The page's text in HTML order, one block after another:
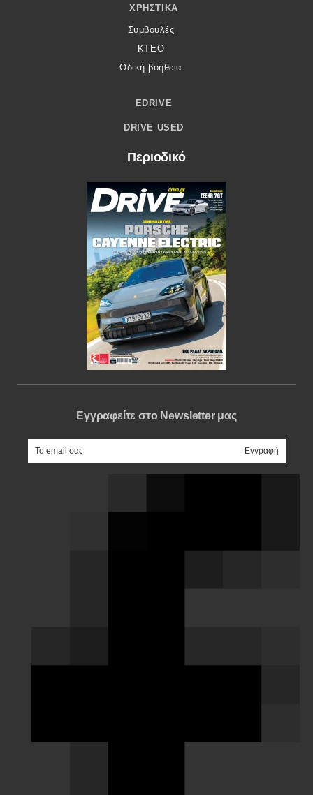
ΧΡΗΣΤΙΚΆ
Συμβουλές
ΚΤΕΟ
Οδική βοήθεια
EDRIVE
DRIVE USED
Περιοδικό
Εγγραφείτε στο Newsletter μας
e-mail